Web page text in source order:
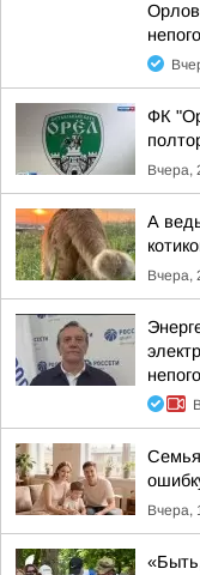
ФК
Вчера,
А
Вчера,
Вчера,